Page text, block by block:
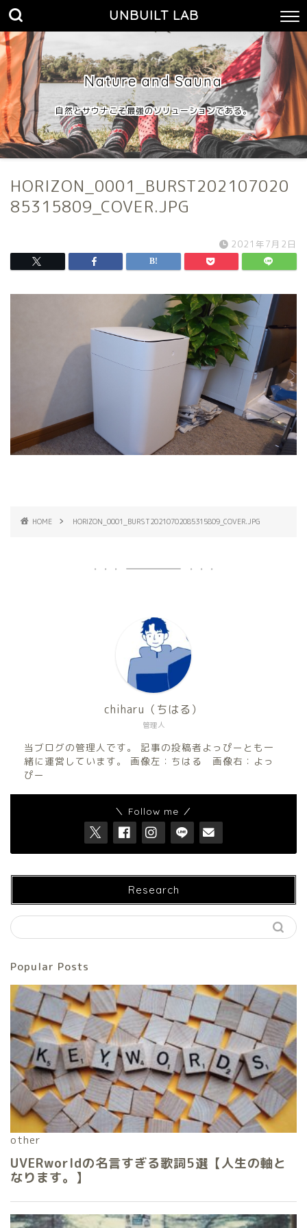
UNBUILT LAB
Nature and Sauna
自然とサウナこそ最強のソリューションである。
HORIZON_0001_BURST202107020
85315809_COVER.JPG
2021年7月2日
HOME HORIZON_0001_BURST20210702085315809_COVER.JPG
管理人
chiharu（ちはる）
当ブログの管理人です。 記事の投稿者よっぴーとも一
緒に運営しています。 画像左：ちはる 画像右：よっ
ぴー
＼ Follow me ／
Research
Popular Posts